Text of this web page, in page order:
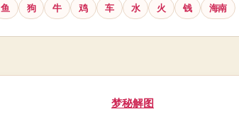
鱼 狗 牛 鸡 车 水 火 钱 海南
分
梦秘解图